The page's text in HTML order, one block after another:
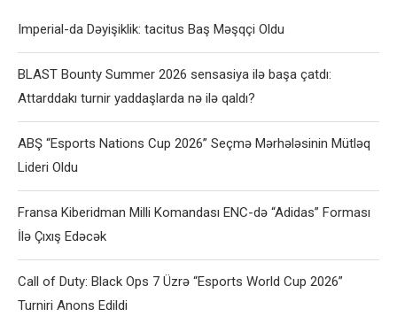
Imperial-da Dəyişiklik: tacitus Baş Məşqçi Oldu
BLAST Bounty Summer 2026 sensasiya ilə başa çatdı:
Attarddakı turnir yaddaşlarda nə ilə qaldı?
ABŞ “Esports Nations Cup 2026” Seçmə Mərhələsinin Mütləq
Lideri Oldu
Fransa Kiberidman Milli Komandası ENC-də “Adidas” Forması
İlə Çıxış Edəcək
Call of Duty: Black Ops 7 Üzrə “Esports World Cup 2026”
Turniri Anons Edildi